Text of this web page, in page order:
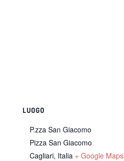
LUOGO
P.zza San Giacomo
Pizza San Giacomo
Cagliari, Italia + Google Maps